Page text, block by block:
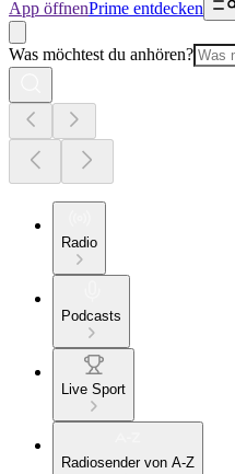
App öffnenPrime entdecken
Was möchtest du anhören?
Radio
Podcasts
Live Sport
Radiosender von A-Z